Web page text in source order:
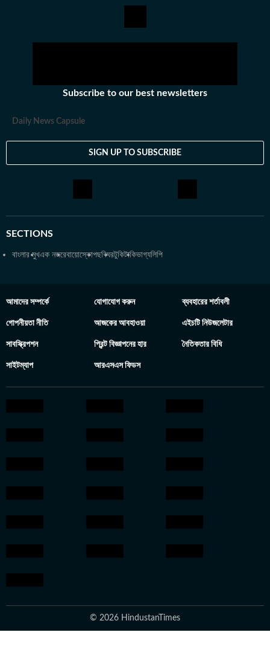
নেশা। ছুটির দুপুরগুলো তাঁর কাটে গল্পের বই নিয়ে। একটু লম্বা ছুটি পেলে তিনি
Subscribe to our best newsletters
Daily News Capsule
SIGN UP TO SUBSCRIBE
SECTIONS
বাংলার মুখএক নজরেবায়োস্কোপছবিঘরটুকিটাকিভাগ্যলিপি
আমাদের সম্পর্কে যোগাযোগ করুন ব্যবহারের শর্তাবলী
গোপনীয়তা নীতি আজকের আবহাওয়া এইচটি নিউজলেটার
সাবস্ক্রিপশন প্রিন্ট বিজ্ঞাপনের হার নৈতিকতার বিধি
সাইটম্যাপ আরএসএস ফিডস
© 2026 HindustanTimes